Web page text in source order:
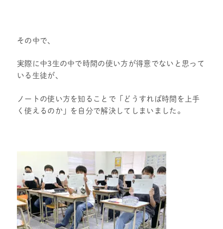
その中で、
実際に中3生の中で時間の使い方が得意でないと思って
いる生徒が、
ノートの使い方を知ることで「どうすれば時間を上手
く使えるのか」を自分で解決してしまいました。